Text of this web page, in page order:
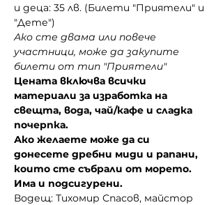
и деца: 35 лв. (Билети "Приятели" и
"Дете")
Ако сте двама или повече
участници, може да закупите
билети от тип "Приятели"
Цената включва всички
материали за изработка на
свещта, вода, чай/кафе и сладка
почерпка.
Ако желаете може да си
донесете дребни миди и рапани,
които сте събрали от морето.
Има и подсигурени.
Водещ: Тихомир Спасов, майстор